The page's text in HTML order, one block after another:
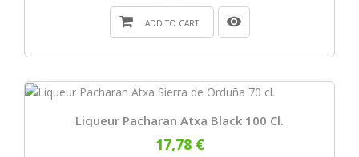
ADD TO CART
Liqueur Pacharan Atxa Black 100 Cl.
17,78 €